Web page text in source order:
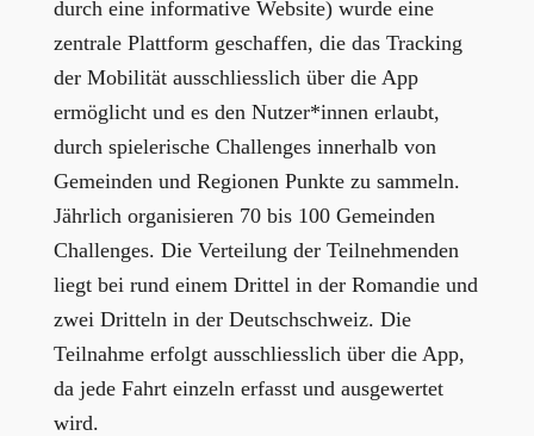
durch eine informative Website)wurde eine
zentrale Plattform geschaffen, die das Tracking
der Mobilität ausschliesslich über die App
ermöglicht und es den Nutzer*innen erlaubt,
durch spielerische Challenges innerhalb von
Gemeinden und Regionen Punkte zu sammeln.
Jährlich organisieren 70 bis 100 Gemeinden
Challenges. Die Verteilung der Teilnehmenden
liegt bei rund einem Drittel in der Romandie und
zwei Dritteln in der Deutschschweiz. Die
Teilnahme erfolgt ausschliesslich über die App,
da jede Fahrt einzeln erfasst und ausgewertet
wird.